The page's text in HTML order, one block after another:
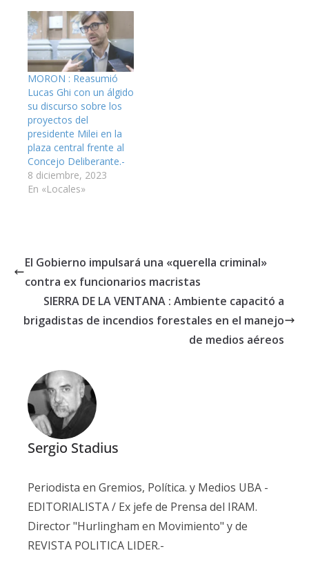
MORON : Reasumió
Lucas Ghi con un álgido
su discurso sobre los
proyectos del
presidente Milei en la
plaza central frente al
Concejo Deliberante.-
8 diciembre, 2023
En «Locales»
El Gobierno impulsará una «querella criminal»
contra ex funcionarios macristas
SIERRA DE LA VENTANA : Ambiente capacitó a
brigadistas de incendios forestales en el manejo
de medios aéreos
Sergio Stadius
Periodista en Gremios, Política. y Medios UBA -
EDITORIALISTA / Ex jefe de Prensa del IRAM.
Director "Hurlingham en Movimiento" y de
REVISTA POLITICA LIDER.-